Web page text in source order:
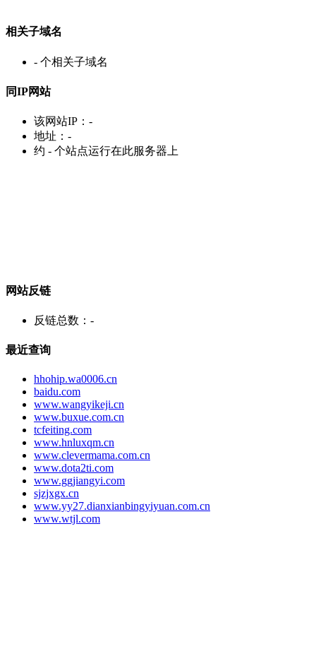
相关子域名
- 个相关子域名
同IP网站
该网站IP： -
地址： -
约 - 个站点运行在此服务器上
网站反链
反链总数： -
最近查询
hhohip.wa0006.cn
baidu.com
www.wangyikeji.cn
www.buxue.com.cn
tcfeiting.com
www.hnluxqm.cn
www.clevermama.com.cn
www.dota2ti.com
www.ggjiangyi.com
sjzjxgx.cn
www.yy27.dianxianbingyiyuan.com.cn
www.wtjl.com